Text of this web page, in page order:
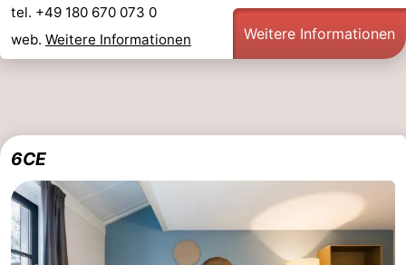
tel. +49 180 670 073 0
web. Weitere Informationen Weitere Informationen
6CE